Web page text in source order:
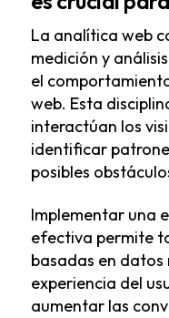
La analítica web
medición y
el
web. Esta
interactúan los
identificar
posibles
Implementar una
efectiva permite
basadas en
experiencia del
aumentar las